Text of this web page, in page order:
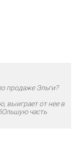
продаже Эльги?
выиграет от нее в
часть